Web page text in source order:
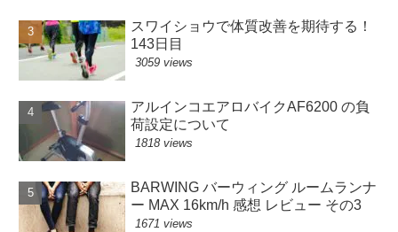
スワイショウで体質改善を期待する！
143日目
3059 views
アルインコエアロバイクAF6200 の負
荷設定について
1818 views
BARWING バーウィング ルームランナ
ー MAX 16km/h 感想 レビュー その3
1671 views